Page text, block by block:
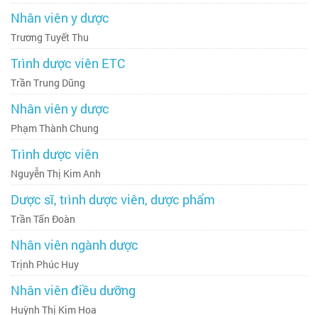
Nhân viên y dược
Trương Tuyết Thu
Trình dược viên ETC
Trần Trung Dũng
Nhân viên y dược
Phạm Thành Chung
Trình dược viên
Nguyễn Thị Kim Anh
Dược sĩ, trình dược viên, dược phẩm
Trần Tấn Đoàn
Nhân viên ngành dược
Trịnh Phúc Huy
Nhân viên điều dưỡng
Huỳnh Thị Kim Hoa